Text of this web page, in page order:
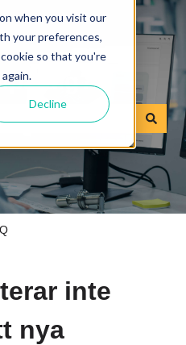
when you visit our
your preferences,
so that you're
Decline
dig?
inte
nya